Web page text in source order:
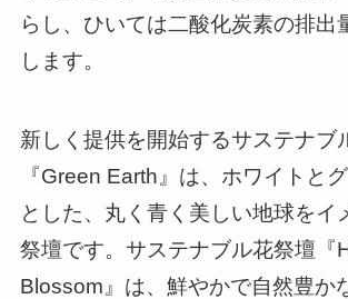
らし、ひいては二酸化炭素の排出
します。
新しく提供を開始するサステナブ
『Green Earth』は、ホワイトと
とした、丸く青く美しい地球をイ
祭壇です。サステナブル花祭壇『
Blossom』は、鮮やかで自然豊か